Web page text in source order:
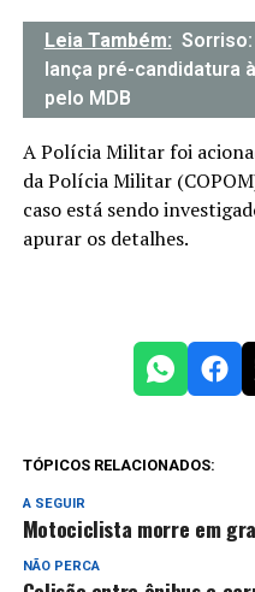
Leia Também: Sorriso:
lança pré-candidatura
pelo MDB
A Polícia Militar foi
da Polícia Militar
caso está sendo
apurar os detalhes.
TÓPICOS RELACIONADOS:
A SEGUIR
Motociclista morre em
NÃO PERCA